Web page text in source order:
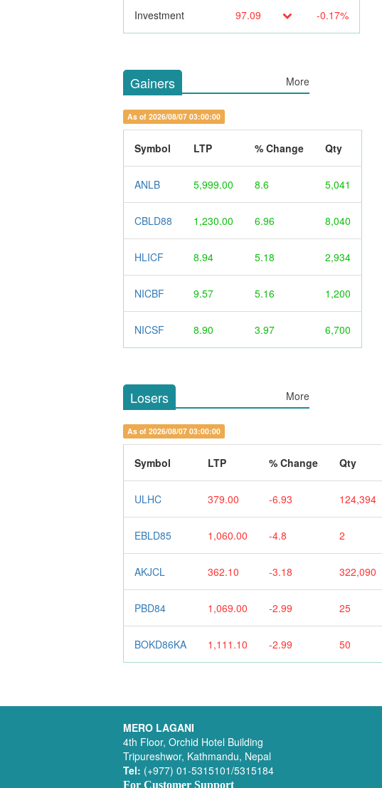
Investment 97.09 -0.17%
Gainers More
As of 2026/08/07 03:00:00
Symbol LTP % Change Qty
ANLB 5,999.00 8.6 5,041
CBLD88 1,230.00 6.96 8,040
HLICF 8.94 5.18 2,934
NICBF 9.57 5.16 1,200
NICSF 8.90 3.97 6,700
Losers More
As of 2026/08/07 03:00:00
Symbol LTP % Change Qty
ULHC 379.00 -6.93 124,394
EBLD85 1,060.00 -4.8 2
AKJCL 362.10 -3.18 322,090
PBD84 1,069.00 -2.99 25
BOKD86KA 1,111.10 -2.99 50
MERO LAGANI
4th Floor, Orchid Hotel Building
Tripureshwor, Kathmandu, Nepal
Tel: (+977) 01-5315101/5315184
For Customer Support